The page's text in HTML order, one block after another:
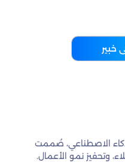
خبير
الاصطناعي، صُممت
وتحفيز نمو الأعمال.